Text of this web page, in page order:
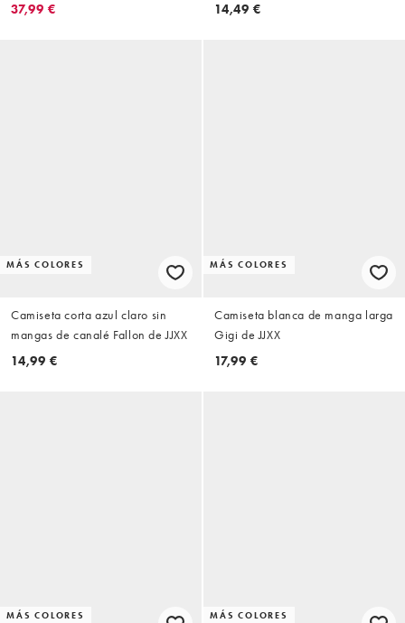
37,99 €
14,49 €
MÁS COLORES
Camiseta corta azul claro sin
mangas de canalé Fallon de JJXX
14,99 €
MÁS COLORES
Camiseta blanca de manga larga
Gigi de JJXX
17,99 €
MÁS COLORES MÁS COLORES